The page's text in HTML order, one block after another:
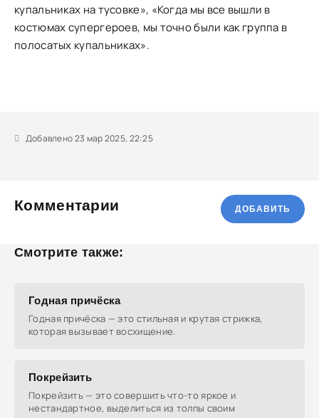
купальниках на тусовке», «Когда мы все вышли в
костюмах супергероев, мы точно были как группа в
полосатых купальниках».
Добавлено 23 мар 2025, 22:25
Комментарии ДОБАВИТЬ
Смотрите также:
Годная причёска
Годная причёска — это стильная и крутая стрижка,
которая вызывает восхищение.
Покрейзить
Покрейзить — это совершить что-то яркое и
нестандартное, выделиться из толпы своим